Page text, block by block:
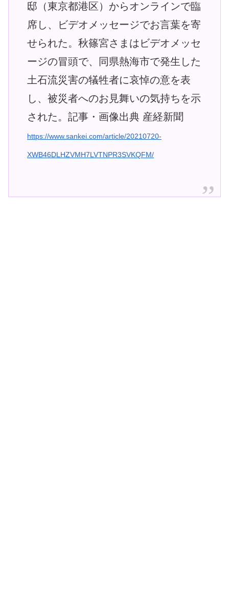
邸（東京都港区）からオンラインで臨
席し、ビデオメッセージでお言葉を寄
せられた。秋篠宮さまはビデオメッセ
ージの冒頭で、同県熱海市で発生した
土石流災害の犠牲者に哀悼の意を表
し、被災者へのお見舞いの気持ちを示
された。記事・画像出典 産経新聞
https://www.sankei.com/article/20210720-
XWB46DLHZVMH7LVTNPR3SVKQFM/